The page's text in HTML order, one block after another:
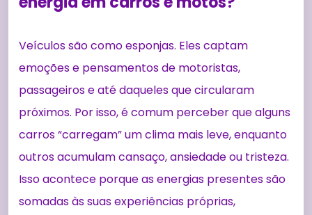
Veículos são como esponjas. Eles captam
emoções e pensamentos de motoristas,
passageiros e até daqueles que circularam
próximos. Por isso, é comum perceber que alguns
carros “carregam” um clima mais leve, enquanto
outros acumulam cansaço, ansiedade ou tristeza.
Isso acontece porque as energias presentes são
somadas às suas experiências próprias,